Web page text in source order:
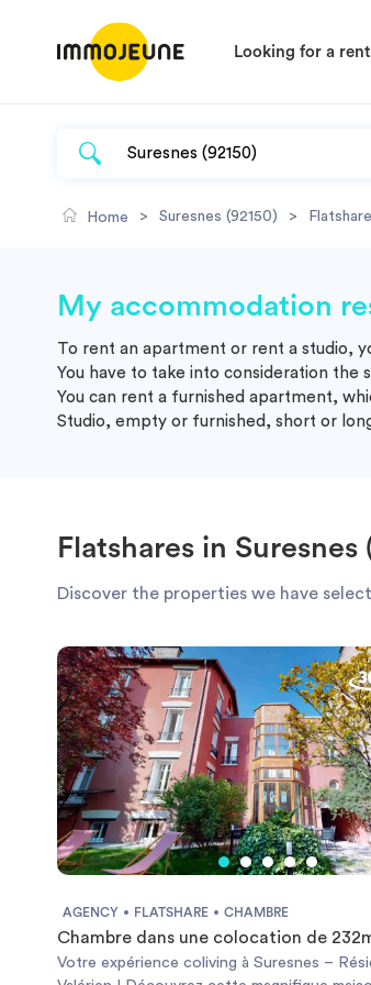
Looking for a rent
Home > Suresnes (92150) > Flatshare
My accommodation
To rent an apartment or rent a studio,
You have to take into consideration
You can rent a furnished apartment,
Studio, empty or furnished, short or
Flatshares in Suresnes
Discover the properties we have
AGENCY FLATSHARE CHAMBRE
Chambre dans une colocation de
Votre expérience coliving à Suresnes –